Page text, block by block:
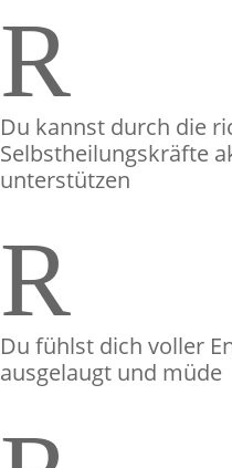
R
Du kannst durch die
Selbstheilungskräfte
unterstützen
R
Du fühlst dich voller
ausgelaugt und müde